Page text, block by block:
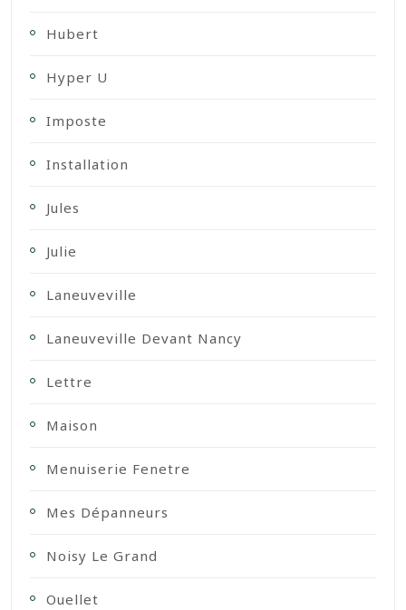
Hubert
Hyper U
Imposte
Installation
Jules
Julie
Laneuveville
Laneuveville Devant Nancy
Lettre
Maison
Menuiserie Fenetre
Mes Dépanneurs
Noisy Le Grand
Ouellet